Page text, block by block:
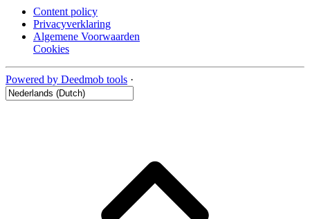
Content policy
Privacyverklaring
Algemene Voorwaarden
Cookies
Powered by Deedmob tools ·